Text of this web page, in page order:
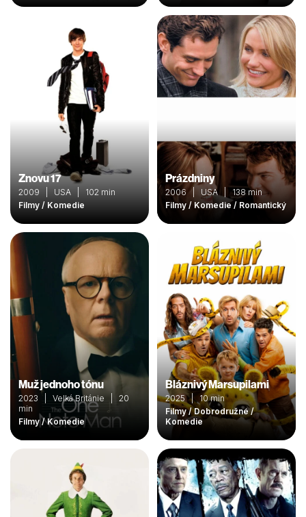
Znovu 17
2009 | USA | 102 min
Filmy / Komedie
Prázdniny
2006 | USA | 138 min
Filmy / Komedie / Romantický
Muž jednoho tónu
2023 | Velká Británie | 20
min
Filmy / Komedie
Bláznivý Marsupilami
2025 | 10 min
Filmy / Dobrodružné /
Komedie